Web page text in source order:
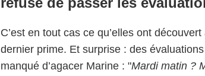
C’est en tout cas ce qu’elles ont
dernier prime. Et surprise : des
manqué d’agacer Marine : "Mardi matin ?